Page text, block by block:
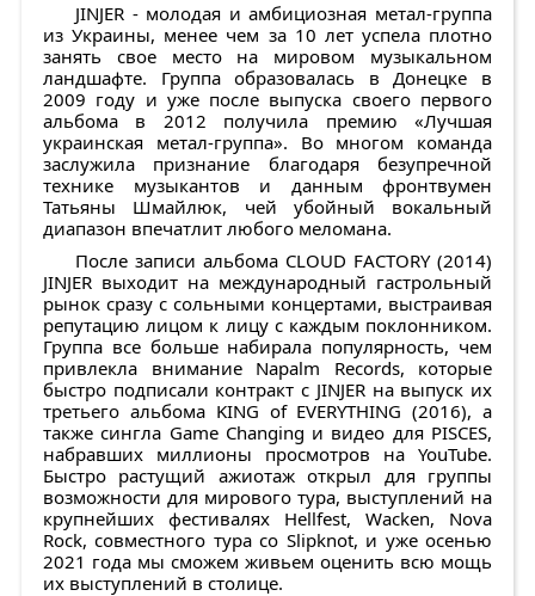
JINJER - молодая и амбициозная метал-группа
из Украины, менее чем за 10 лет успела плотно
занять свое место на мировом музыкальном
ландшафте. Группа образовалась в Донецке в
2009 году и уже после выпуска своего первого
альбома в 2012 получила премию «Лучшая
украинская метал-группа». Во многом команда
заслужила признание благодаря безупречной
технике музыкантов и данным фронтвумен
Татьяны Шмайлюк, чей убойный вокальный
диапазон впечатлит любого меломана.
После записи альбома CLOUD FACTORY (2014)
JINJER выходит на международный гастрольный
рынок сразу с сольными концертами, выстраивая
репутацию лицом к лицу c каждым поклонником.
Группа все больше набирала популярность, чем
привлекла внимание Napalm Records, которые
быстро подписали контракт с JINJER на выпуск их
третьего альбома KING of EVERYTHING (2016), а
также сингла Game Changing и видео для PISCES,
набравших миллионы просмотров на YouTube.
Быстро растущий ажиотаж открыл для группы
возможности для мирового тура, выступлений на
крупнейших фестивалях Hellfest, Wacken, Nova
Rock, совместного тура со Slipknot, и уже осенью
2021 года мы сможем живьем оценить всю мощь
их выступлений в столице.